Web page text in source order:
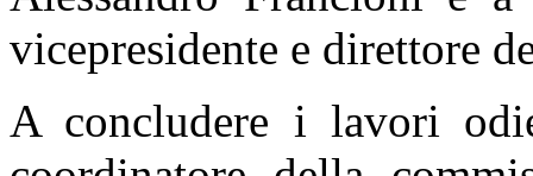
vicepresidente e direttore
A concludere i lavori